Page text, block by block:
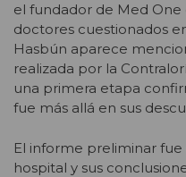
el fundador de Med One
doctores cuestionados
Hasbún aparece
realizada por la
una primera etapa
fue más allá en sus
El informe preliminar
hospital y sus